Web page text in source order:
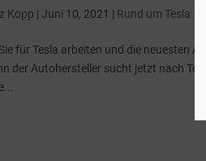
Kopp |Juni 10, 2021 | Rund um Tesla
für Tesla arbeiten und die neuesten
der Autohersteller sucht jetzt nach